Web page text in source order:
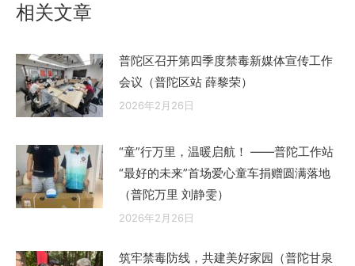
相关文章
普陀区召开第四季度禁毒新媒体宣传工作
会议（普陀区站 薛黎荣）
2026年2月26日
“童”行万里，温暖启航！ ——普陀工作站
“最好的未来”首场爱心童车捐赠圆满落地
（普陀万里 刘静雯）
2026年2月26日
筑牢禁毒防线，共建美好家园（普陀甘泉